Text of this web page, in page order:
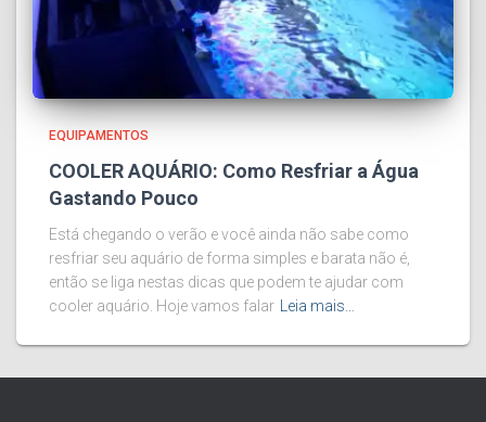
EQUIPAMENTOS
COOLER AQUÁRIO: Como Resfriar a Água
Gastando Pouco
Está chegando o verão e você ainda não sabe como
resfriar seu aquário de forma simples e barata não é,
então se liga nestas dicas que podem te ajudar com
cooler aquário. Hoje vamos falar
Leia mais…